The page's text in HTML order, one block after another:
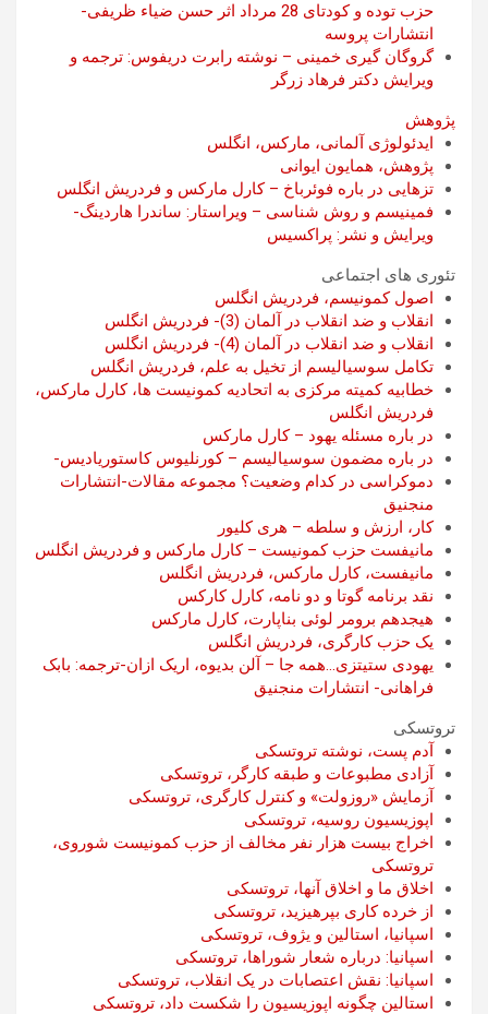
حزب توده و کودتای 28 مرداد اثر حسن ضیاء ظریفی-
انتشارات پروسه
گروگان گیری خمینی – نوشته رابرت دریفوس: ترجمه و
ویرایش دکتر فرهاد زرگر
پژوهش
ایدئولوژی آلمانی، مارکس، انگلس
پژوهش، همایون ایوانی
تزهایی در باره فوئرباخ – کارل مارکس و فردریش انگلس
فمینیسم و روش شناسی – ویراستار: ساندرا هاردینگ-
ویرایش و نشر: پراکسیس
تئوری های اجتماعی
اصول کمونیسم، فردریش انگلس
انقلاب و ضد انقلاب در آلمان (3)- فردریش انگلس
انقلاب و ضد انقلاب در آلمان (4)- فردریش انگلس
تکامل سوسیالیسم از تخیل به علم، فردریش انگلس
خطابیه کمیته مرکزی به اتحادیه کمونیست ها، کارل مارکس،
فردریش انگلس
در باره مسئله یهود – کارل مارکس
در باره مضمون سوسیالیسم – کورنلیوس کاستوریادیس-
دموکراسی در کدام وضعیت؟ مجموعه مقالات-انتشارات
منجنیق
کار، ارزش و سلطه – هری کلیور
مانیفست حزب کمونیست – کارل مارکس و فردریش انگلس
مانیفست، کارل مارکس، فردریش انگلس
نقد برنامه گوتا و دو نامه، کارل کارکس
هیجدهم برومر لوئی بناپارت، کارل مارکس
یک حزب کارگری، فردریش انگلس
یهودی ستیتزی…همه جا – آلن بدیوه، اریک ازان-ترجمه: بابک
فراهانی- انتشارات منجنیق
تروتسکی
آدم پست، نوشته تروتسکی
آزادی مطبوعات و طبقه کارگر، تروتسکی
آزمایش «روزولت» و کنترل کارگری، تروتسکی
اپوزیسیون روسیه، تروتسکی
اخراج بیست هزار نفر مخالف از حزب کمونیست شوروی،
تروتسکی
اخلاق ما و اخلاق آنها، تروتسکی
از خرده کاری بپرهیزید، تروتسکی
اسپانیا، استالین و یژوف، تروتسکی
اسپانیا: درباره شعار شوراها، تروتسکی
اسپانیا: نقش اعتصابات در یک انقلاب، تروتسکی
استالین چگونه اپوزیسیون را شکست داد، تروتسکی